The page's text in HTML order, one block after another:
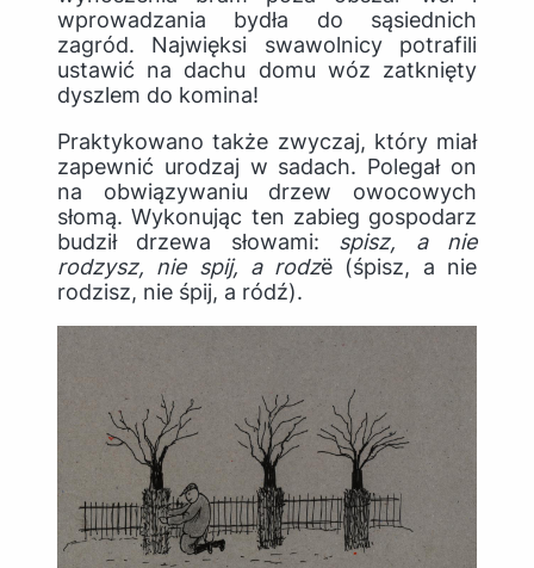
wprowadzania bydła do sąsiednich
zagród. Najwięksi swawolnicy potrafili
ustawić na dachu domu wóz zatknięty
dyszlem do komina!
Praktykowano także zwyczaj, który miał
zapewnić urodzaj w sadach. Polegał on
na obwiązywaniu drzew owocowych
słomą. Wykonując ten zabieg gospodarz
budził drzewa słowami: spisz, a nie
rodzysz, nie spij, a rodzë (śpisz, a nie
rodzisz, nie śpij, a ródź).